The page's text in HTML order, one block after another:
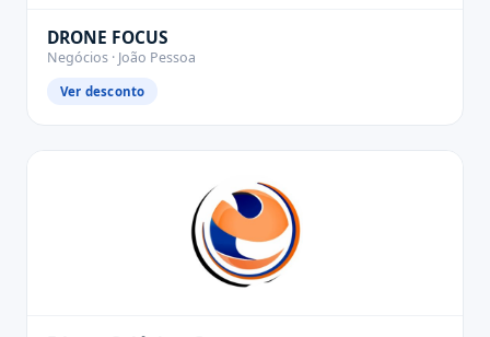
DRONE FOCUS
Negócios · João Pessoa
Ver desconto